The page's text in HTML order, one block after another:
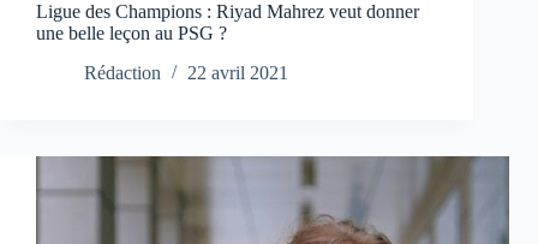
Ligue des Champions : Riyad Mahrez veut donner
une belle leçon au PSG ?
Rédaction
22 avril 2021